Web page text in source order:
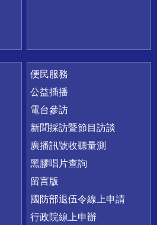
便民服務
公益插播
電台參訪
新聞採訪暨節目訪談
廣播訊號收聽量測
黑膠唱片查詢
留言版
國防部退伍令線上申請
行政院線上申辦